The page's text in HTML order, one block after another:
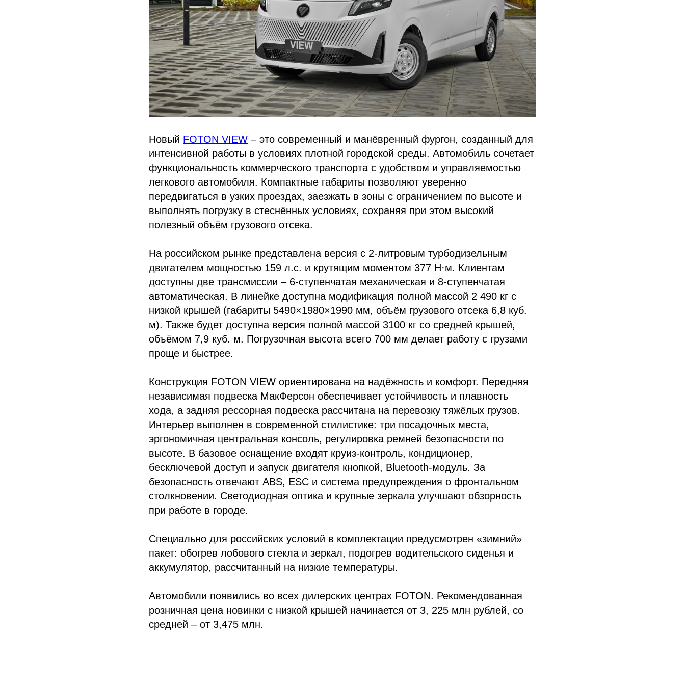
Новый FOTON VIEW – это современный и манёвренный фургон, созданный для
интенсивной работы в условиях плотной городской среды. Автомобиль сочетает
функциональность коммерческого транспорта с удобством и управляемостью
легкового автомобиля. Компактные габариты позволяют уверенно
передвигаться в узких проездах, заезжать в зоны с ограничением по высоте и
выполнять погрузку в стеснённых условиях, сохраняя при этом высокий
полезный объём грузового отсека.
На российском рынке представлена версия с 2-литровым турбодизельным
двигателем мощностью 159 л.с. и крутящим моментом 377 Н·м. Клиентам
доступны две трансмиссии – 6-ступенчатая механическая и 8-ступенчатая
автоматическая. В линейке доступна модификация полной массой 2 490 кг с
низкой крышей (габариты 5490×1980×1990 мм, объём грузового отсека 6,8 куб.
м). Также будет доступна версия полной массой 3100 кг со средней крышей,
объёмом 7,9 куб. м. Погрузочная высота всего 700 мм делает работу с грузами
проще и быстрее.
Конструкция FOTON VIEW ориентирована на надёжность и комфорт. Передняя
независимая подвеска МакФерсон обеспечивает устойчивость и плавность
хода, а задняя рессорная подвеска рассчитана на перевозку тяжёлых грузов.
Интерьер выполнен в современной стилистике: три посадочных места,
эргономичная центральная консоль, регулировка ремней безопасности по
высоте. В базовое оснащение входят круиз-контроль, кондиционер,
бесключевой доступ и запуск двигателя кнопкой, Bluetooth-модуль. За
безопасность отвечают ABS, ESC и система предупреждения о фронтальном
столкновении. Светодиодная оптика и крупные зеркала улучшают обзорность
при работе в городе.
Специально для российских условий в комплектации предусмотрен «зимний»
пакет: обогрев лобового стекла и зеркал, подогрев водительского сиденья и
аккумулятор, рассчитанный на низкие температуры.
Автомобили появились во всех дилерских центрах FOTON. Рекомендованная
розничная цена новинки с низкой крышей начинается от 3, 225 млн рублей, со
средней – от 3,475 млн.